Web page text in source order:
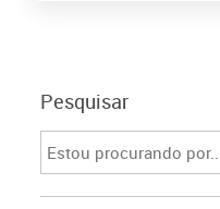
Pesquisar